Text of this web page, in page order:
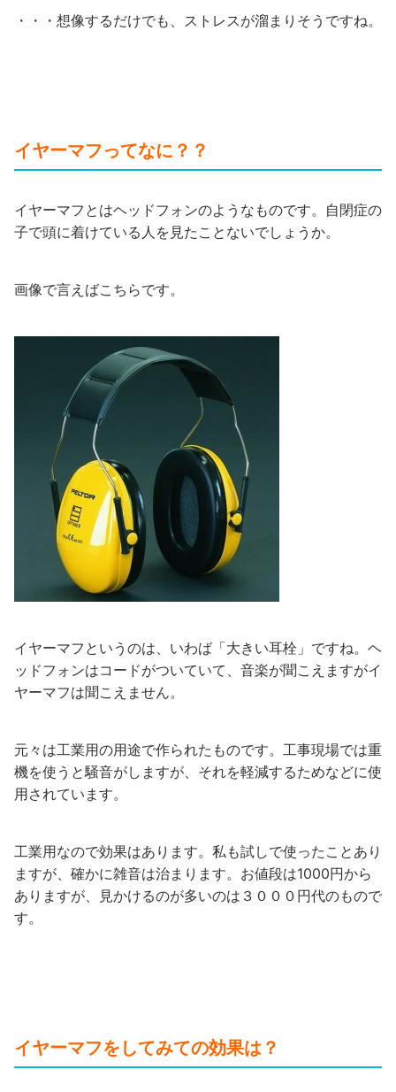
・・・想像するだけでも、ストレスが溜まりそうですね。
イヤーマフってなに？？
イヤーマフとはヘッドフォンのようなものです。自閉症の
子で頭に着けている人を見たことないでしょうか。
画像で言えばこちらです。
イヤーマフというのは、いわば「大きい耳栓」ですね。ヘ
ッドフォンはコードがついていて、音楽が聞こえますがイ
ヤーマフは聞こえません。
元々は工業用の用途で作られたものです。工事現場では重
機を使うと騒音がしますが、それを軽減するためなどに使
用されています。
工業用なので効果はあります。私も試しで使ったことあり
ますが、確かに雑音は治まります。お値段は1000円から
ありますが、見かけるのが多いのは３０００円代のもので
す。
イヤーマフをしてみての効果は？